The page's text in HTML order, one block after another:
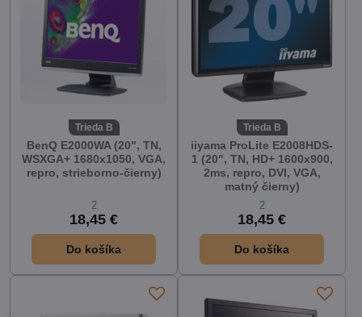
Trieda B
BenQ E2000WA (20", TN,
WSXGA+ 1680x1050, VGA,
repro, strieborno-čierny)
2
18,45 €
Do košíka
Trieda B
iiyama ProLite E2008HDS-
1 (20", TN, HD+ 1600x900,
2ms, repro, DVI, VGA,
matný čierny)
2
18,45 €
Do košíka